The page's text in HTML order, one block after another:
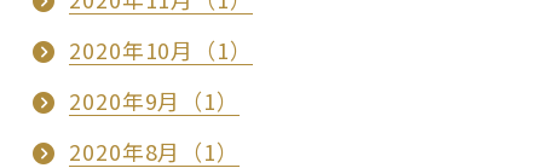
2020年10月（1）
2020年9月（1）
2020年8月（1）